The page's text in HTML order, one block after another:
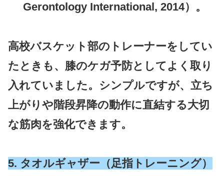
Gerontology International, 2014）。
高校バスケット部のトレーナーをしてい
たときも、膝のケガ予防としてよく取り
入れていました。シンプルですが、立ち
上がりや階段昇降の動作に直結する大切
な筋肉を強化できます。
5. タオルギャザー（足指トレーニング）